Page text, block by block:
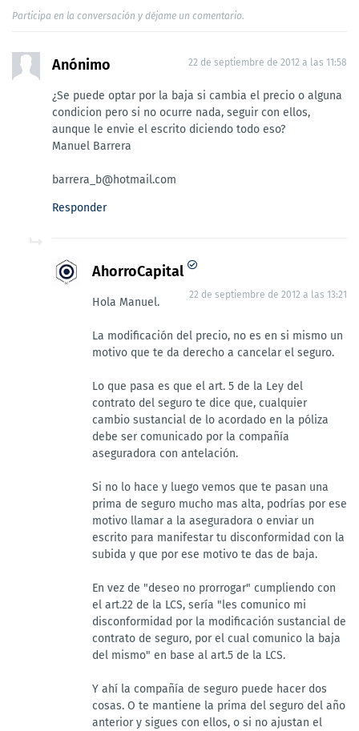
Participa en la conversación y déjame un comentario.
Anónimo 22 de septiembre de 2012 a las 11:58
¿Se puede optar por la baja si cambia el precio o alguna
condicion pero si no ocurre nada, seguir con ellos,
aunque le envie el escrito diciendo todo eso?
Manuel Barrera
barrera_b@hotmail.com
Responder
AhorroCapital
22 de septiembre de 2012 a las 13:21
Hola Manuel.
La modificación del precio, no es en si mismo un
motivo que te da derecho a cancelar el seguro.
Lo que pasa es que el art. 5 de la Ley del
contrato del seguro te dice que, cualquier
cambio sustancial de lo acordado en la póliza
debe ser comunicado por la compañía
aseguradora con antelación.
Si no lo hace y luego vemos que te pasan una
prima de seguro mucho mas alta, podrías por ese
motivo llamar a la aseguradora o enviar un
escrito para manifestar tu disconformidad con la
subida y que por ese motivo te das de baja.
En vez de "deseo no prorrogar" cumpliendo con
el art.22 de la LCS, sería "les comunico mi
disconformidad por la modificación sustancial de
contrato de seguro, por el cual comunico la baja
del mismo" en base al art.5 de la LCS.
Y ahí la compañía de seguro puede hacer dos
cosas. O te mantiene la prima del seguro del año
anterior y sigues con ellos, o si no ajustan el